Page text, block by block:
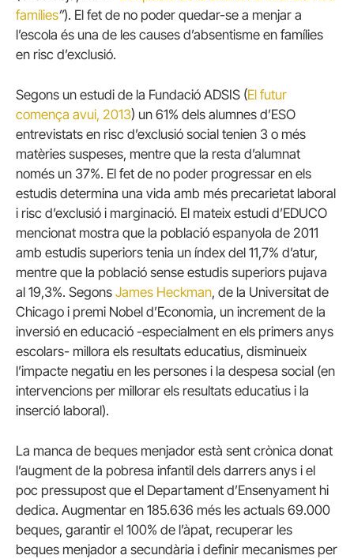
famílies”). El fet de no poder quedar-se a menjar a
l’escola és una de les causes d’absentisme en famílies
en risc d’exclusió.
Segons un estudi de la Fundació ADSIS (El futur
comença avui, 2013) un 61% dels alumnes d’ESO
entrevistats en risc d’exclusió social tenien 3 o més
matèries suspeses, mentre que la resta d’alumnat
només un 37%. El fet de no poder progressar en els
estudis determina una vida amb més precarietat laboral
i risc d’exclusió i marginació. El mateix estudi d’EDUCO
mencionat mostra que la població espanyola de 2011
amb estudis superiors tenia un índex del 11,7% d’atur,
mentre que la població sense estudis superiors pujava
al 19,3%. Segons James Heckman, de la Universitat de
Chicago i premi Nobel d’Economia, un increment de la
inversió en educació -especialment en els primers anys
escolars- millora els resultats educatius, disminueix
l’impacte negatiu en les persones i la despesa social (en
intervencions per millorar els resultats educatius i la
inserció laboral).
La manca de beques menjador està sent crònica donat
l’augment de la pobresa infantil dels darrers anys i el
poc pressupost que el Departament d’Ensenyament hi
dedica. Augmentar en 185.636 més les actuals 69.000
beques, garantir el 100% de l’àpat, recuperar les
beques menjador a secundària i definir mecanismes per